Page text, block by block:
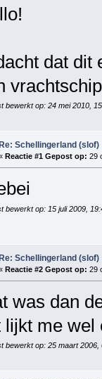
dat dit
bewerkt op: 24 mei 2010,
Re: Schellingerland (slof)
Reactie #1 Gepost op: 29
bewerkt op: 15 juli 2009,
Re: Schellingerland (slof)
Reactie #2 Gepost op: 29
was dan
lijkt me
bewerkt op: 25 maart